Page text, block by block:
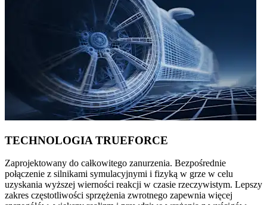
TECHNOLOGIA TRUEFORCE
Zaprojektowany do całkowitego zanurzenia. Bezpośrednie
połączenie z silnikami symulacyjnymi i fizyką w grze w celu
uzyskania wyższej wierności reakcji w czasie rzeczywistym. Lepszy
zakres częstotliwości sprzężenia zwrotnego zapewnia więcej